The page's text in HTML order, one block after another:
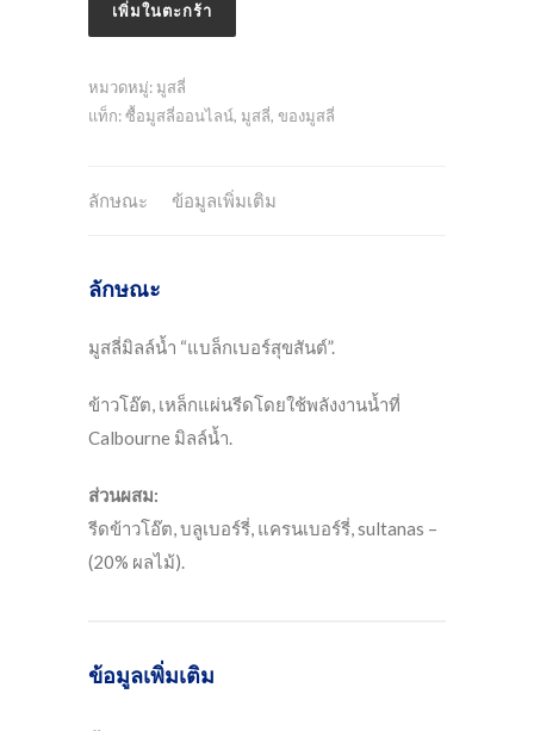
เพิ่มในตะกร้า
หมวดหมู่: มูสลี่
แท็ก:ซื้อมูสลี่ออนไลน์, มูสลี่, ของมูสลี่
ลักษณะ ข้อมูลเพิ่มเติม
ลักษณะ
มูสลี่มิลล์น้ำ “แบล็กเบอร์สุขสันต์”.
ข้าวโอ๊ต, เหล็กแผ่นรีดโดยใช้พลังงานน้ำที่
Calbourne มิลล์น้ำ.
ส่วนผสม:
รีดข้าวโอ๊ต, บลูเบอร์รี่, แครนเบอร์รี่, sultanas –
(20% ผลไม้).
ข้อมูลเพิ่มเติม